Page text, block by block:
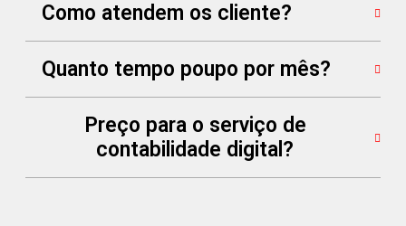
Como atendem os cliente?
Quanto tempo poupo por mês?
Preço para o serviço de
contabilidade digital?